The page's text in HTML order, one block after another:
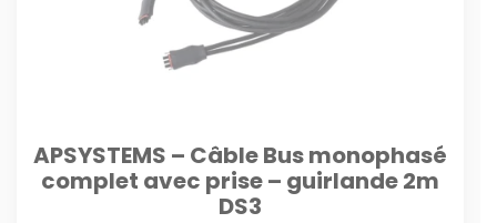
APSYSTEMS – Câble Bus monophasé
complet avec prise – guirlande 2m
DS3